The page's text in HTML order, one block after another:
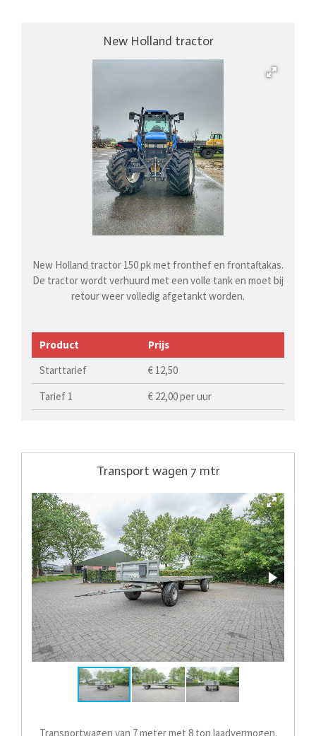
New Holland tractor
New Holland tractor 150 pk met fronthef en frontaftakas.
De tractor wordt verhuurd met een volle tank en moet bij
retour weer volledig afgetankt worden.
Product
Prijs
Starttarief
€ 12,50
Tarief 1
€ 22,00 per uur
Transport wagen 7 mtr
Transportwagen van 7 meter met 8 ton laadvermogen.